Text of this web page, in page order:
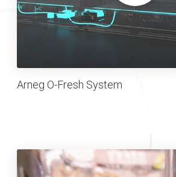
Arneg O-Fresh System